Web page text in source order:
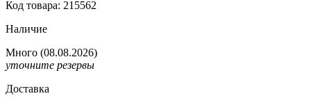
Код товара: 215562
Наличие
Много (08.08.2026)
уточните резервы
Доставка